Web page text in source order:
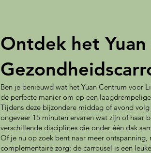
Ontdek het
Ben je benieuwd wat het Yuan Centrum voor
de perfecte manier om op een
Tijdens deze bijzondere middag of avond
ongeveer 15 minuten ervaren wat zijn of haar
verschillende disciplines die onder één dak
Of je nu op zoek bent naar meer
complementaire zorg: de carrousel is een